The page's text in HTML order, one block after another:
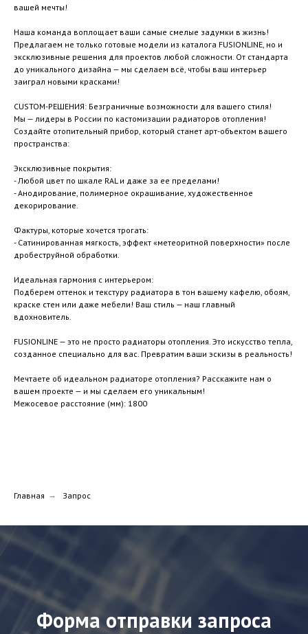
вашей мечты!
Наша команда воплощает ваши самые смелые задумки в жизнь!
Предлагаем не только готовые модели из каталога FUSIONLINE, но и
эксклюзивные решения для проектов любой сложности. От стандарта
до уникального дизайна — мы сделаем всё, чтобы ваш интерьер
заиграл новыми красками!
CUSTOM-РЕШЕНИЯ: Безграничные возможности для вашего стиля!
Мы — лидеры в России по кастомизации радиаторов отопления!
Создайте отопительный прибор, который станет арт-объектом вашего
пространства:
Эксклюзивные покрытия:
- Любой цвет по шкале RAL и даже за ее пределами!
- Анодирование, полимерное окрашивание, художественное
декорирование.
Фактуры, которые хочется трогать:
- Сатинированная мягкость, эффект «метеоритной поверхности» после
дробеструйной обработки.
Идеальная гармония с интерьером:
Подберем оттенок и текстуру радиатора в тон вашему кафелю, обоям,
краске стен или даже мебели! Ваш стиль — наш главный
вдохновитель.
FUSIONLINE — это не просто радиаторы отопления. Это искусство тепла,
созданное специально для вас. Превратим ваши эскизы в реальность!
Мечтаете об идеальном радиаторе отопления? Расскажите нам о
вашем проекте — и мы сделаем его уникальным!
Межосевое расстояние (мм): 1800
Главная → Запрос
Форма отправки запроса